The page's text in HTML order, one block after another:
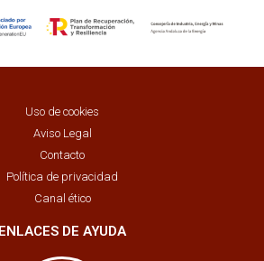
Uso de cookies
Aviso Legal
Contacto
Política de privacidad
Canal ético
ENLACES DE AYUDA